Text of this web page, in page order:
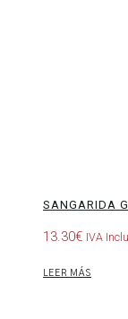
SANGARIDA
13.30€ IVA
LEER MÁS